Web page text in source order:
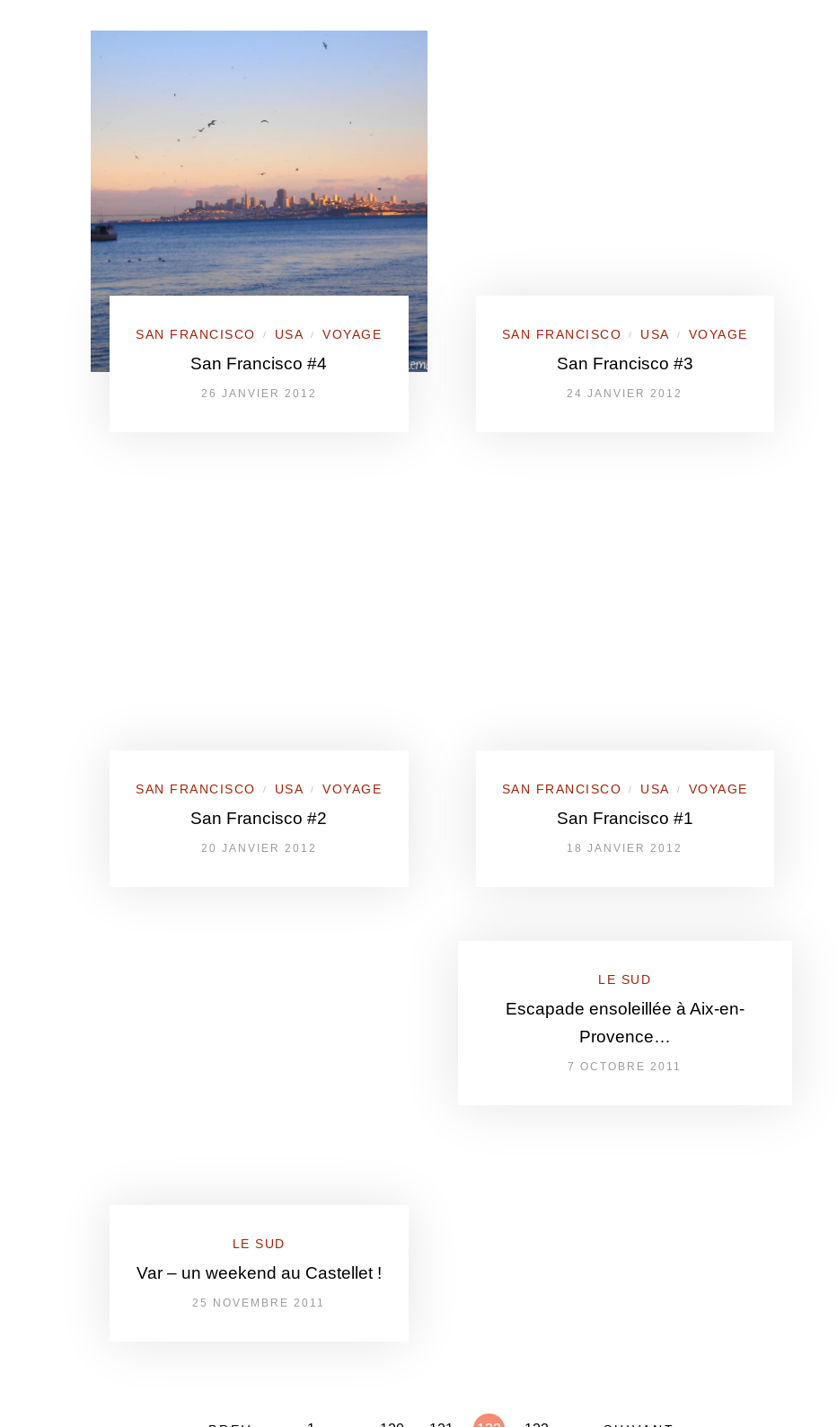
SAN FRANCISCO / USA / VOYAGE
San Francisco #4
26 JANVIER 2012
SAN FRANCISCO / USA / VOYAGE
San Francisco #3
24 JANVIER 2012
SAN FRANCISCO / USA / VOYAGE
San Francisco #2
20 JANVIER 2012
SAN FRANCISCO / USA / VOYAGE
San Francisco #1
18 JANVIER 2012
LE SUD
Var – un weekend au Castellet !
25 NOVEMBRE 2011
LE SUD
Escapade ensoleillée à Aix-en-
Provence…
7 OCTOBRE 2011